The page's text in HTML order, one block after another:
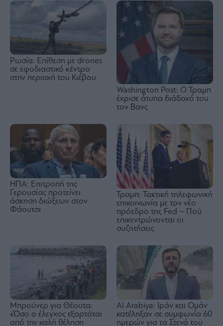
Ρωσία: Επίθεση με drones
σε εφοδιαστικό κέντρο
στην περιοχή του Κιέβου
Washington Post: Ο Τραμπ
έχρισε άτυπα διάδοχό του
τον Βανς
ΗΠΑ: Επιτροπή της
Γερουσίας προτείνει
άσκηση διώξεων στον
Φάουτσι
Τραμπ: Τακτική τηλεφωνική
επικοινωνία με τον νέο
πρόεδρο της Fed – Πού
επικεντρώνονται οι
συζητήσεις
Μπρούνερ για Θέουτα:
«Όσο ο έλεγχος εξαρτάται
από την καλή θέληση
Al Arabiya: Ιράν και Ομάν
κατέληξαν σε συμφωνία 60
ημερών για τα Στενά του